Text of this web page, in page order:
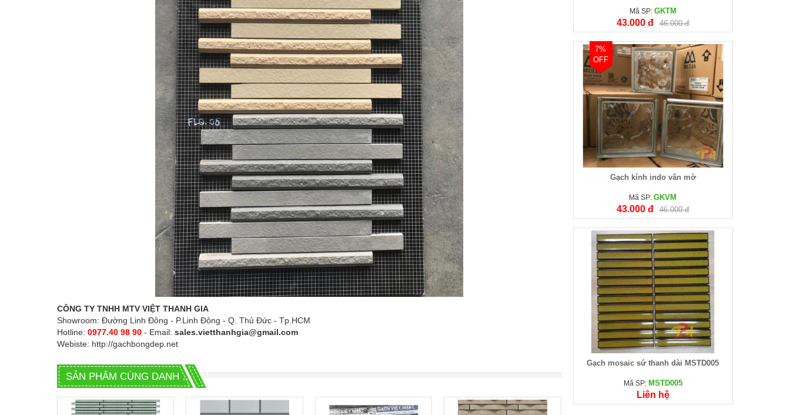
CÔNG TY TNHH MTV VIỆT THANH GIA
Showroom: Đường Linh Đông - P.Linh Đông - Q. Thủ Đức - Tp.HCM
Hotline: 0977.40 98 90 - Email: sales.vietthanhgia@gmail.com
Webiste: http://gachbongdep.net
SẢN PHẨM CÙNG DANH MỤC
Mã SP: GKTM
43.000 đ 46.000 đ
7%
OFF
Gạch kính indo vân mờ
Mã SP:GKVM
43.000 đ 46.000 đ
Gạch mosaic sứ thanh dài MSTD005
Mã SP: MSTD005
Liên hệ